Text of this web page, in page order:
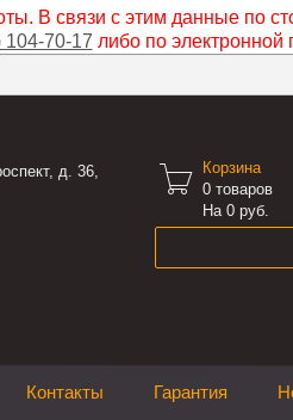
В связи с этим данные по
104-70-17 либо по электронной
д. 36,

Корзина
0товаров
На 0 руб.
Контакты Гарантия